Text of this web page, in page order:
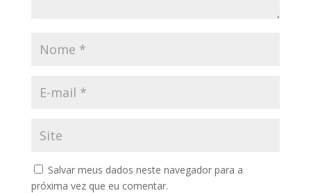
Salvar meus dados neste navegador para a
próxima vez que eu comentar.